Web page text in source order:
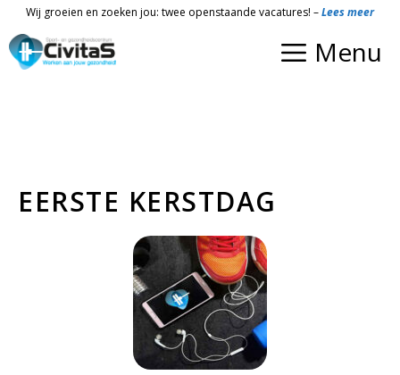
de
inhoud
Wij groeien en zoeken jou: twee openstaande vacatures! –Lees meer
Menu
EERSTE KERSTDAG